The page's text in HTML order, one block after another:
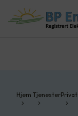
Hjem TjenesterPrivat